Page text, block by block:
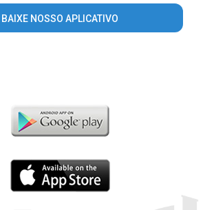
BAIXE NOSSO APLICATIVO